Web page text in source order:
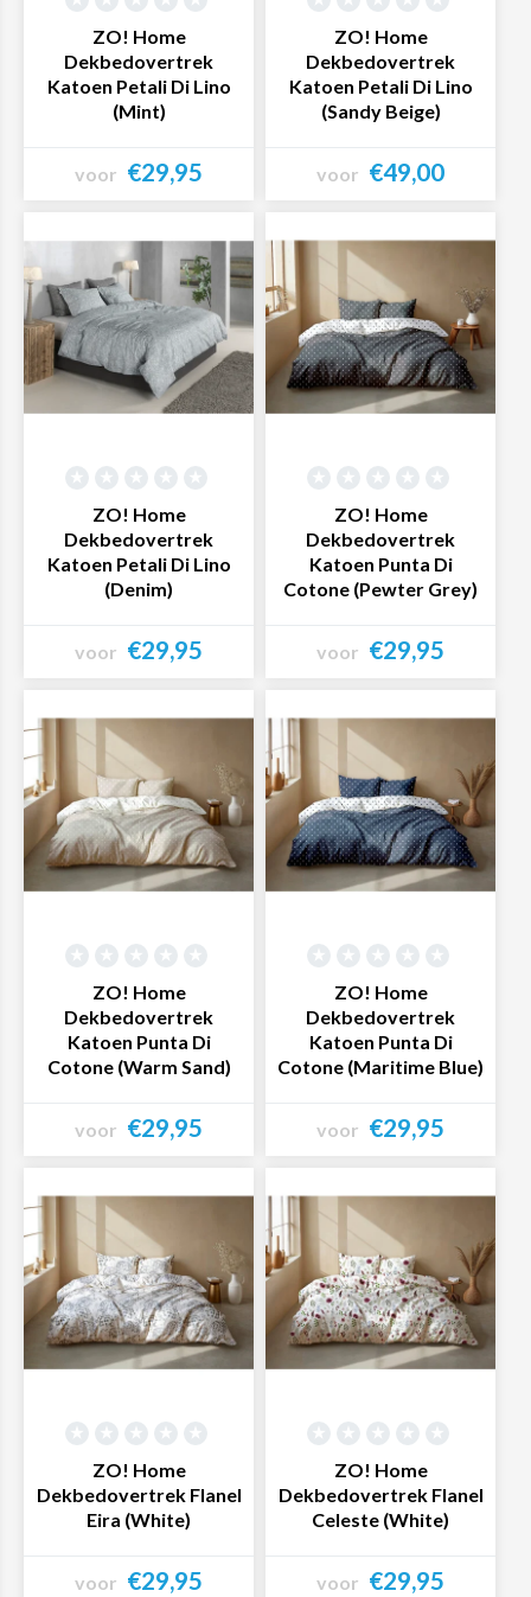
ZO! Home
Dekbedovertrek
Katoen Petali Di Lino
(Mint)
voor €29,95
ZO! Home
Dekbedovertrek
Katoen Petali Di Lino
(Sandy Beige)
voor €49,00
ZO! Home
Dekbedovertrek
Katoen Petali Di Lino
(Denim)
voor €29,95
ZO! Home
Dekbedovertrek
Katoen Punta Di
Cotone (Pewter Grey)
voor €29,95
ZO! Home
Dekbedovertrek
Katoen Punta Di
Cotone (Warm Sand)
voor €29,95
ZO! Home
Dekbedovertrek
Katoen Punta Di
Cotone (Maritime Blue)
voor €29,95
ZO! Home
Dekbedovertrek Flanel
Eira (White)
voor €29,95
ZO! Home
Dekbedovertrek Flanel
Celeste (White)
voor €29,95